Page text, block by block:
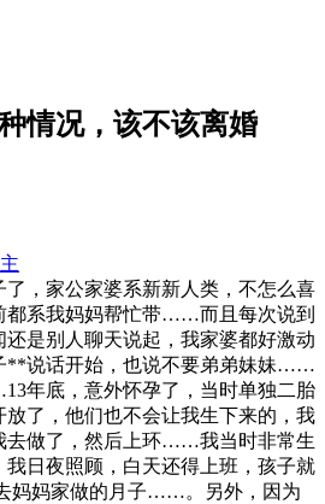
情况，该不该离婚
了，家公家婆系新新人类，不怎么喜
都系我妈妈帮忙带……而且每次说到
还是别人聊天说起，我家婆都好激动
说话开始，也说不要弟弟妹妹……
年底，意外怀孕了，当时单独二胎
了，他们也不会让我生下来的，我
去做了，然后上环……我当时非常生
日夜照顾，白天还得上班，孩子就
妈妈家做的月子……。另外，因为